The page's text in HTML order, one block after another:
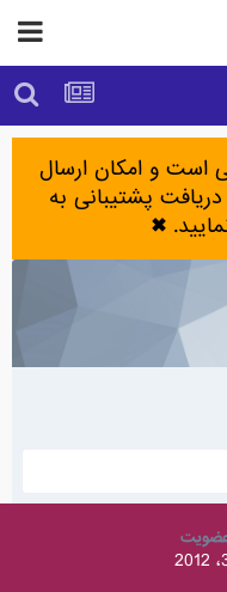
است و امکان ارسال
پشتیبانی به
✖
عضویت